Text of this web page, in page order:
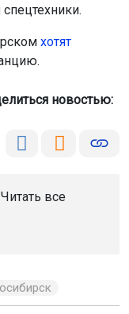
хотят
новостью:
Читать все